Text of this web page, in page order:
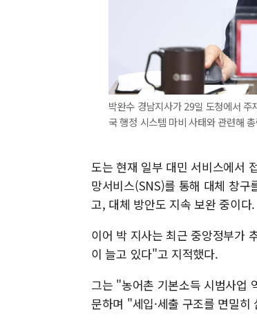
박완수 경남지사가 29일 도청에서
국 행정 시스템 마비 사태와 관련해
도는 현재 일부 대민 서비스에서
망서비스(SNS)를 통해 대체 창
고, 대체 방안도 지속 보완 중이다.
이어 박 지사는 최근 중앙정부가
이 늘고 있다"고 지적했다.
그는 "농어촌 기본소득 시범사업
문하며 "세입·세출 구조를 면밀